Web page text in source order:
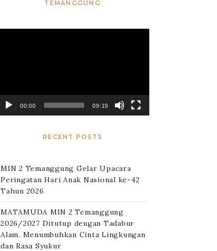
TEMANGGUNG
00:00 09:19
RECENT POSTS
MIN 2 Temanggung Gelar Upacara
Peringatan Hari Anak Nasional ke-42
Tahun 2026
MATAMUDA MIN 2 Temanggung
2026/2027 Ditutup dengan Tadabur
Alam, Menumbuhkan Cinta Lingkungan
dan Rasa Syukur